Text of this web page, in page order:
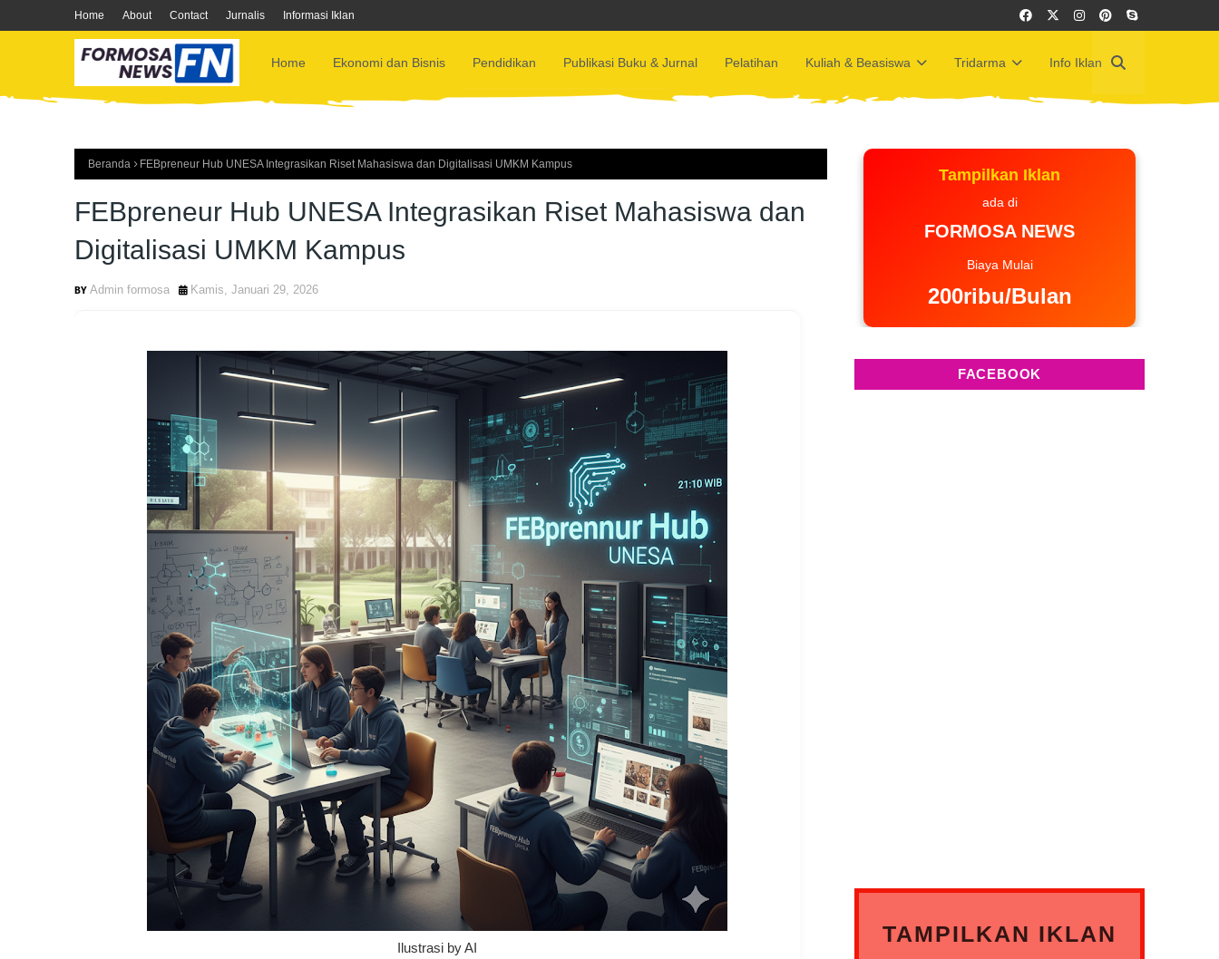
Home About Contact Jurnalis Informasi Iklan
Home Ekonomi dan Bisnis Pendidikan Publikasi Buku & Jurnal Pelatihan Kuliah & Beasiswa Tridarma Info Iklan
Beranda FEBpreneur Hub UNESA Integrasikan Riset Mahasiswa dan Digitalisasi UMKM Kampus
FEBpreneur Hub UNESA Integrasikan Riset Mahasiswa dan
Digitalisasi UMKM Kampus
Admin formosa Kamis, Januari 29, 2026
Ilustrasi by AI
Tampilkan Iklan
ada di
FORMOSA NEWS
Biaya Mulai
200ribu/Bulan
FACEBOOK
TAMPILKAN IKLAN